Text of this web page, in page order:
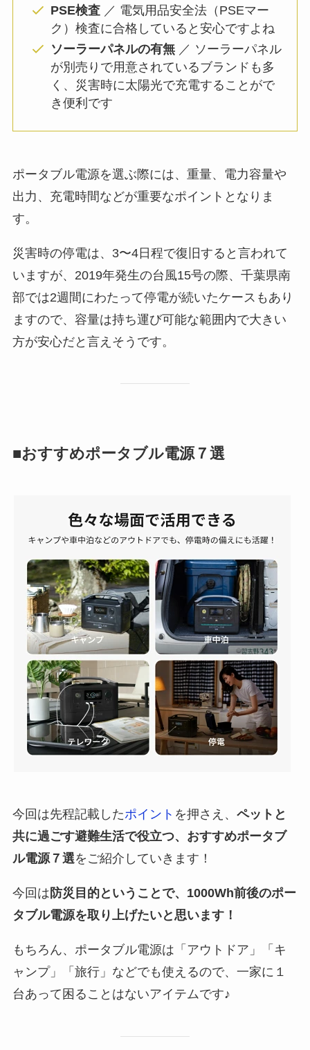
PSE検査／ 電気用品安全法（PSEマー
ク）検査に合格していると安心ですよね
ソーラーパネルの有無／ ソーラーパネル
が別売りで用意されているブランドも多
く、災害時に太陽光で充電することがで
き便利です
ポータブル電源を選ぶ際には、 重量、電力容量や
出力、充電時間などが重要なポイントとなりま
す。
災害時の停電は、3〜4日程で復旧すると言われて
いますが、2019年発生の台風15号の際、千葉県南
部では2週間にわたって停電が続いたケースもあり
ますので、容量は持ち運び可能な範囲内で大きい
方が安心だと言えそうです。
■おすすめポータブル電源７選
今回は先程記載したポイント を押さえ、 ペットと
共に過ごす避難生活で役立つ、おすすめポータブ
ル電源７選をご紹介していきます！
今回は 防災目的ということで、1000Wh前後のポー
タブル電源を取り上げたいと思います！
もちろん、ポータブル電源は 「アウトドア」「キ
ャンプ」「旅行」などでも使えるので、一家に１
台あって困ることはないアイテムです♪